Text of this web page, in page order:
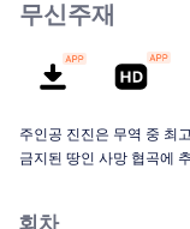
무신주재
주인공 진진은 무역 중 최
금지된 땅인 사망 협곡에
회차